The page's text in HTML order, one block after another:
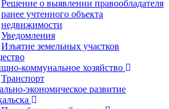
Решение о выявлении правообладателя
ранее учтенного объекта
недвижимости
Уведомления
Изъятие земельных участков
коммунальное хозяйство
Транспорт
экономическое развитие